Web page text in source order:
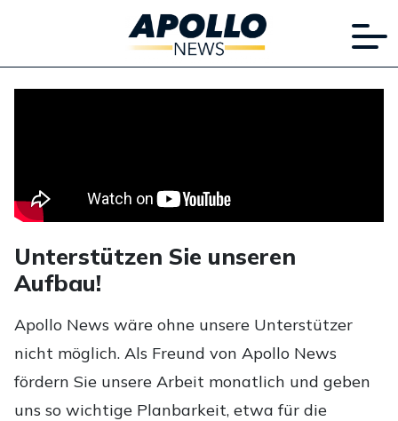
Unterstützen Sie unseren
Aufbau!
Apollo News wäre ohne unsere Unterstützer
nicht möglich. Als Freund von Apollo News
fördern Sie unsere Arbeit monatlich und geben
uns so wichtige Planbarkeit, etwa für die